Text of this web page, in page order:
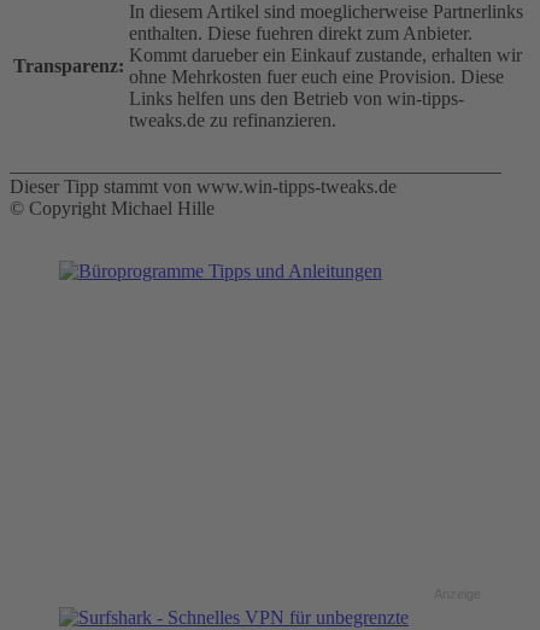
Transparenz:
In diesem Artikel sind moeglicherweise Partnerlinks
enthalten. Diese fuehren direkt zum Anbieter.
Kommt darueber ein Einkauf zustande, erhalten wir
ohne Mehrkosten fuer euch eine Provision. Diese
Links helfen uns den Betrieb von win-tipps-
tweaks.de zu refinanzieren.
Dieser Tipp stammt von www.win-tipps-tweaks.de
© Copyright Michael Hille